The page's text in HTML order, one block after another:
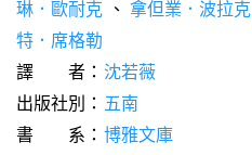
琳．歐耐克 、 拿但業．波拉克
特．席格勒
譯 者： 沈若薇
出版社別： 五南
書 系： 博雅文庫